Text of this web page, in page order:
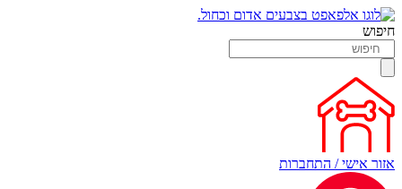
חיפוש
אזור אישי / התחברות